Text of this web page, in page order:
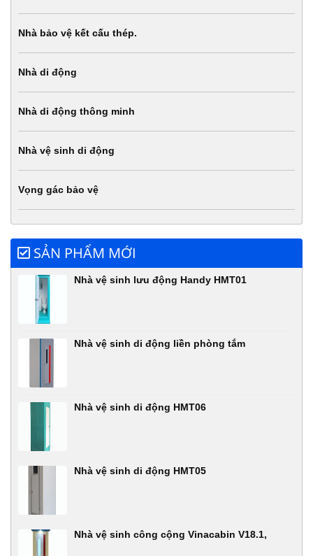
Nhà bảo vệ kết cấu thép.
Nhà di động
Nhà di động thông minh
Nhà vệ sinh di động
Vọng gác bảo vệ
SẢN PHẨM MỚI
Nhà vệ sinh lưu động Handy HMT01
Nhà vệ sinh di động liền phòng tắm
Nhà vệ sinh di động HMT06
Nhà vệ sinh di động HMT05
Nhà vệ sinh công cộng Vinacabin V18.1,